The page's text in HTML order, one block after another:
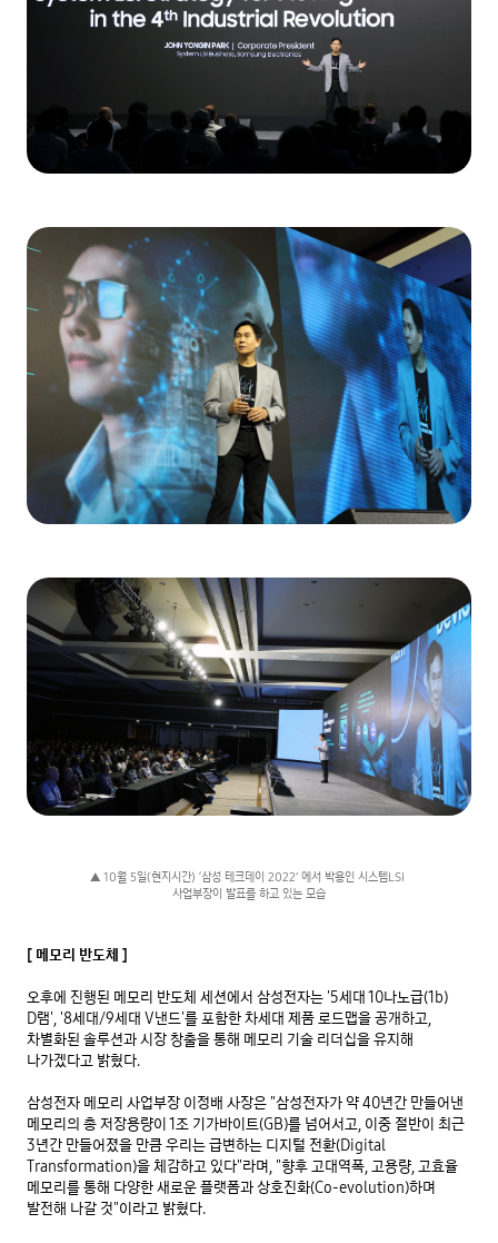
▲ 10월 5일(현지시간) ‘삼성 테크데이 2022’ 에서 박용인 시스템LSI
사업부장이 발표를 하고 있는 모습
[ 메모리 반도체 ]
오후에 진행된 메모리 반도체 세션에서 삼성전자는 '5세대 10나노급(1b)
D램', '8세대/9세대 V낸드'를 포함한 차세대 제품 로드맵을 공개하고,
차별화된 솔루션과 시장 창출을 통해 메모리 기술 리더십을 유지해
나가겠다고 밝혔다.
삼성전자 메모리 사업부장 이정배 사장은 "삼성전자가 약 40년간 만들어낸
메모리의 총 저장용량이 1조 기가바이트(GB)를 넘어서고, 이중 절반이 최근
3년간 만들어졌을 만큼 우리는 급변하는 디지털 전환(Digital
Transformation)을 체감하고 있다"라며, "향후 고대역폭, 고용량, 고효율
메모리를 통해 다양한 새로운 플랫폼과 상호진화(Co-evolution)하며
발전해 나갈 것"이라고 밝혔다.